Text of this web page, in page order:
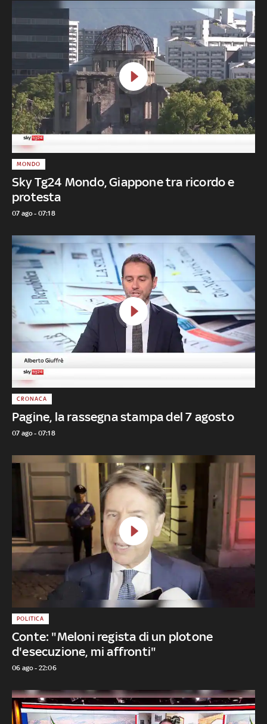
Sky Tg24 Mondo, Giappone tra ricordo e
protesta
MONDO
07 ago - 07:18
Pagine, la rassegna stampa del 7 agosto
CRONACA
07 ago - 07:18
Conte: "Meloni regista di un plotone
d'esecuzione, mi affronti"
POLITICA
06 ago - 22:06